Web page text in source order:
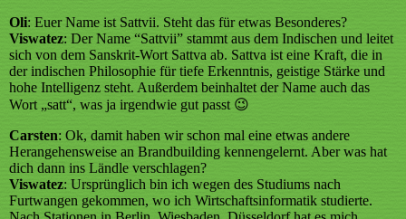
Oli: Euer Name ist Sattvii. Steht das für etwas Besonderes?
Viswatez: Der Name “Sattvii” stammt aus dem Indischen und leitet
sich von dem Sanskrit-Wort Sattva ab. Sattva ist eine Kraft, die in
der indischen Philosophie für tiefe Erkenntnis, geistige Stärke und
hohe Intelligenz steht. Außerdem beinhaltet der Name auch das
Wort „satt“, was ja irgendwie gut passt 😉
Carsten: Ok, damit haben wir schon mal eine etwas andere
Herangehensweise an Brandbuilding kennengelernt. Aber was hat
dich dann ins Ländle verschlagen?
Viswatez: Ursprünglich bin ich wegen des Studiums nach
Furtwangen gekommen, wo ich Wirtschaftsinformatik studierte.